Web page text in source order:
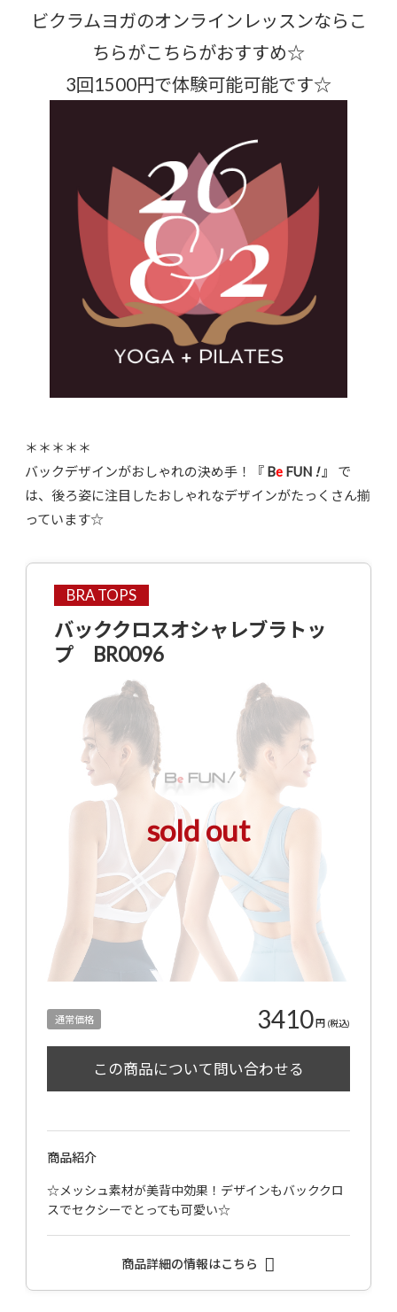
ビクラムヨガのオンラインレッスンならこ
ちらがこちらがおすすめ☆
3回1500円で体験可能可能です☆
＊＊＊＊＊
バックデザインがおしゃれの決め手！『 Be FUN ! 』
で
は、後ろ姿に注目したおしゃれなデザインがたっくさん揃
っています☆
BRA TOPS
バッククロスオシャレブラトッ
プ BR0096
sold out
通常価格 3410 円 (税込)
商品紹介
☆メッシュ素材が美背中効果！デザインもバッククロ
スでセクシーでとっても可愛い☆
商品詳細の情報はこちら